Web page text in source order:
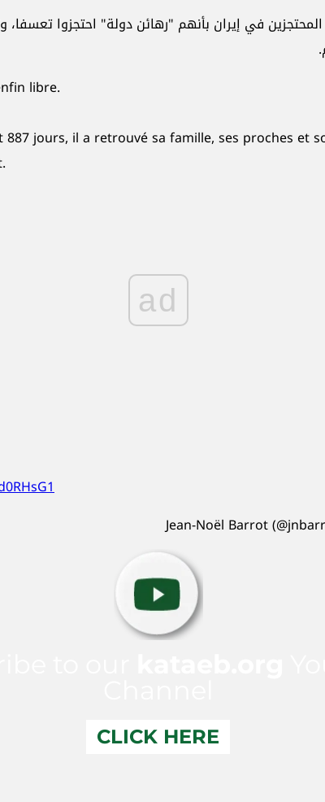
في إيران بأنهم "رهائن دولة" احتجزوا
libre.
jours, il a retrouvé sa famille, ses proches et
ad
CLICK HERE